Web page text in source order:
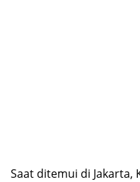
Saat ditemui di Jakarta,